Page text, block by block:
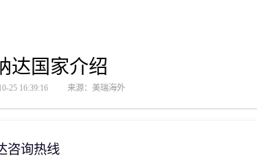
萄牙
斯
土耳其存款护照
瑙鲁投资入籍计划
格鲁吉亚护照
芬兰创业自雇移民
达国家介绍
25 16:39:16 来源：美瑞海外
咨询热线